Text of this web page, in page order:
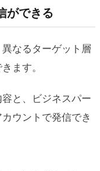
ができる
なるターゲット層
ます。
と、ビジネスパー
ウントで発信でき